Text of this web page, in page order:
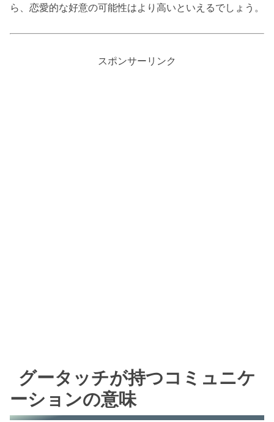
ら、恋愛的な好意の可能性はより高いといえるでしょう。
スポンサーリンク
グータッチが持つコミュニケ
ーションの意味